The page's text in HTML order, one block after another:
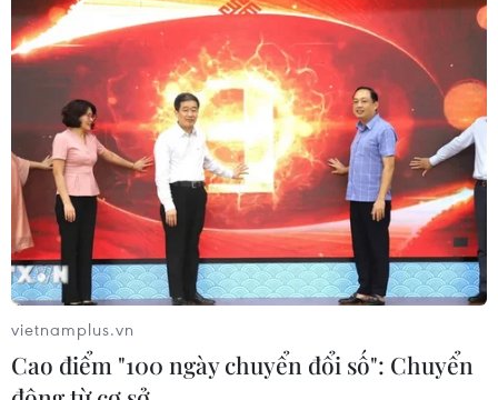
vietnamplus.vn
Cao điểm "100 ngày chuyển đổi số": Chuyển